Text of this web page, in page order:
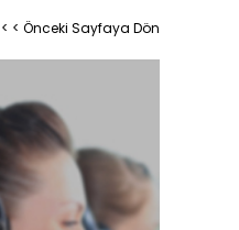
< < Önceki Sayfaya Dön